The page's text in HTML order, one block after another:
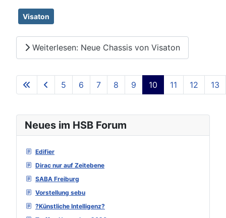
Neues im HSB Forum
Edifier
Dirac nur auf Zeitebene
SABA Freiburg
Vorstellung sebu
?Künstliche Intelligenz?
Visaton
Weiterlesen: Neue Chassis von Visaton
Seite 10 von 129
5 6 7 8 9 10 11 12 13